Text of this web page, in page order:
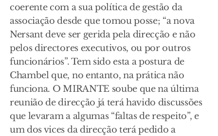
coerente com a sua política de gestão da
associação desde que tomou posse; “a nova
Nersant deve ser gerida pela direcção e não
pelos directores executivos, ou por outros
funcionários”. Tem sido esta a postura de
Chambel que, no entanto, na prática não
funciona. O MIRANTE soube que na última
reunião de direcção já terá havido discussões
que levaram a algumas “faltas de respeito”, e
um dos vices da direcção terá pedido a